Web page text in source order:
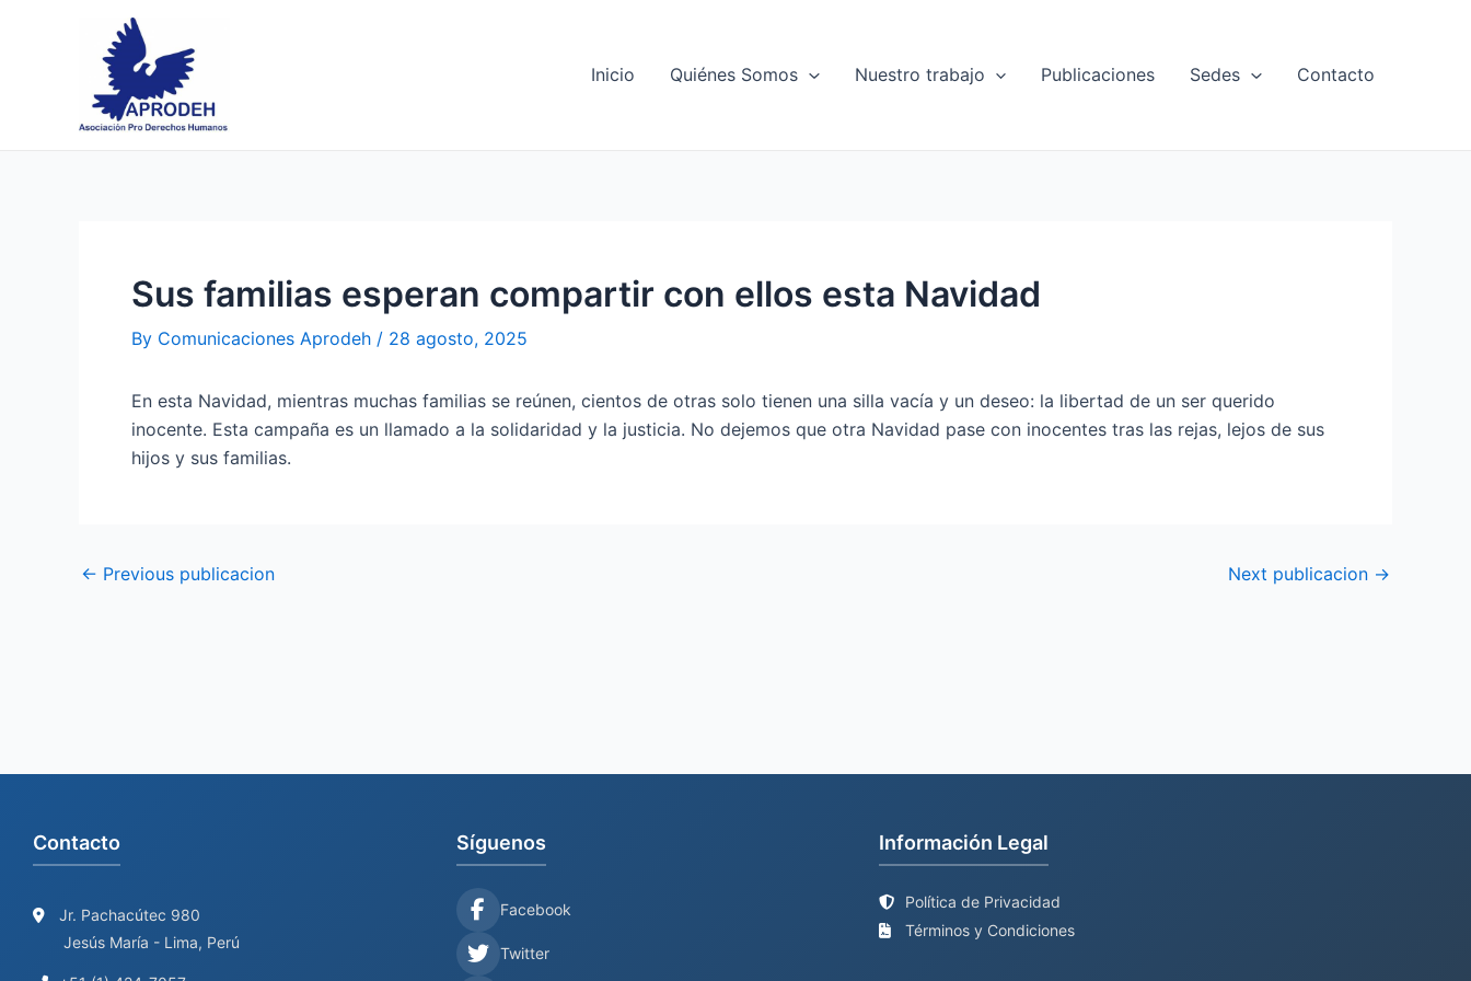
Inicio Quiénes Somos Nuestro trabajo Publicaciones Sedes Contacto
Sus familias esperan compartir con ellos esta Navidad
By Comunicaciones Aprodeh / 28 agosto, 2025
En esta Navidad, mientras muchas familias se reúnen, cientos de otras solo tienen una silla vacía y un deseo: la libertad de un ser querido
inocente. Esta campaña es un llamado a la solidaridad y la justicia. No dejemos que otra Navidad pase con inocentes tras las rejas, lejos de sus
hijos y sus familias.
navigation
← Previous publicacion Next publicacion →
Contacto
Jr. Pachacútec 980
Jesús María - Lima, Perú
Síguenos
Facebook
Twitter
Información Legal
Política de Privacidad
Términos y Condiciones